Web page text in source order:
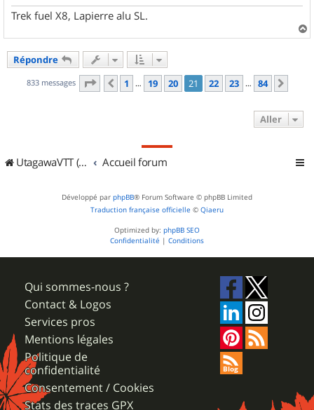
Trek fuel X8, Lapierre alu SL.
a
Répondre
833 messages Page 21 sur84
Précédent
1 … 19 20 21 22 23 … 84
Aller
UtagawaVTT (Randos VTT et VTTAE avec traces GPS) Accueil forum
Développé par phpBB® Forum Software © phpBB Limited
Traduction française officielle © Qiaeru
Optimized by: phpBB SEO
Confidentialité | Conditions
Qui sommes-nous ?
Contact & Logos
Services pros
Mentions légales
Politique de
confidentialité
Consentement / Cookies
Stats des traces GPX